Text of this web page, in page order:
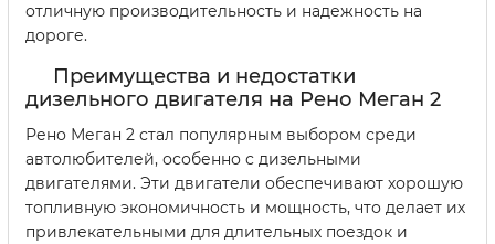
отличную производительность и надежность на
дороге.
Преимущества и недостатки
дизельного двигателя на Рено Меган 2
Рено Меган 2 стал популярным выбором среди
автолюбителей, особенно с дизельными
двигателями. Эти двигатели обеспечивают хорошую
топливную экономичность и мощность, что делает их
привлекательными для длительных поездок и